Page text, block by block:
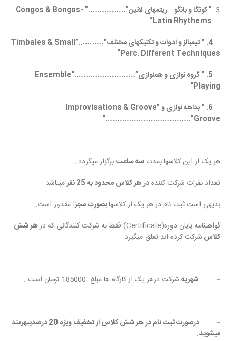
” کونگا و بانگو – ریتمهای لاتین”…………….”Congos & Bongos-
Latin Rhythems
“
Timbales & Small
Perc. Different Techniques
“
…….
“
Ensemble
Playing
“
Improvisations & Groove”
………………………………”Groove
“
هر یک از این کلاسها بمدت سه ساعتبرگزار میگردد .
تعداد نفرات شرکت کنندهدر هر کلاس محدود به 25 نفر
میباشد.
بدیهی است ثبت نام در هر یک از کلاسهابصورت مجزا مقدور است.
گواهینامه پایان دوره(Certificate) فقط به شرکت کنندگانی که در
هر شش
کلاس شرکت کرده اند تعلق میگیرد.
– شهریه شرکت درهر یک از کارگاه ها مبلغ 185000 تومان است .
–
درصورت ثبت نام در هر شش کلاس از تخفیف ویژه 20 درصدیبهرمند
میشوید.